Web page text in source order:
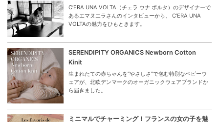
C’ERA UNA VOLTA（チェラ ウナ ボルタ）のデザイナーで
あるエマヌエラさんのインタビューから、 C’ERA UNA
VOLTAの魅力をひもときます。
SERENDIPITY ORGANICS Newborn Cotton
Kinit
生まれたての赤ちゃんを“やさしさ”で包む特別なベビーウ
ェアが、北欧デンマークのオーガニックウェアブランドか
ら届きました。
ミニマルでチャーミング！フランスの女の子を魅